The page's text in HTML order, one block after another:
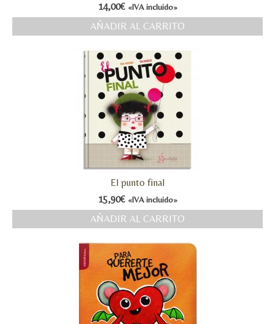
14,00€ «IVA incluido»
AÑADIR AL CARRITO
El punto final
15,90€ «IVA incluido»
AÑADIR AL CARRITO